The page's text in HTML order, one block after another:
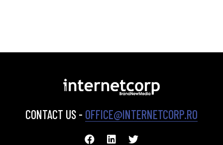
CONTACT US - OFFICE@INTERNETCORP.RO